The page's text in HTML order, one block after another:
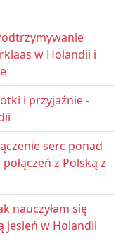
w Holandii i
i przyjaźnie -
serc ponad
z Polską z
nauczyłam się
jesień w Holandii